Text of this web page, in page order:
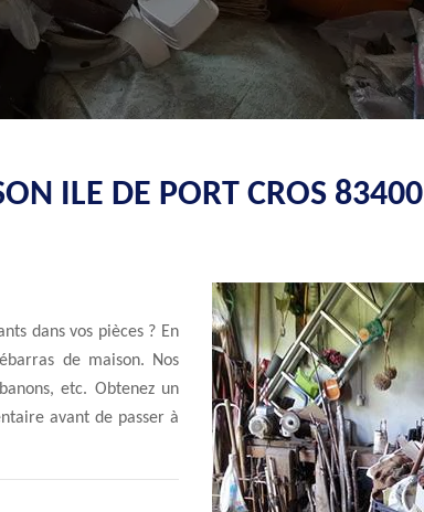
ILE DE PORT CROS 83400
dans vos pièces ? En
de maison. Nos
etc. Obtenez un
avant de passer à